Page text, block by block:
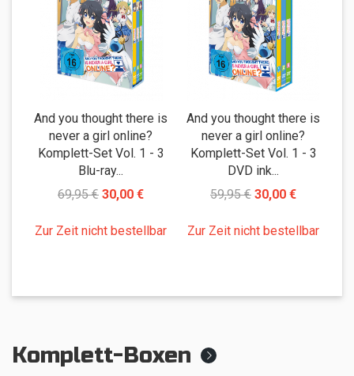
And you thought there is
never a girl online?
Komplett-Set Vol. 1 - 3
Blu-ray...
69,95 € 30,00 €
Zur Zeit nicht bestellbar
And you thought there is
never a girl online?
Komplett-Set Vol. 1 - 3
DVD ink...
59,95 € 30,00 €
Zur Zeit nicht bestellbar
Komplett-Boxen